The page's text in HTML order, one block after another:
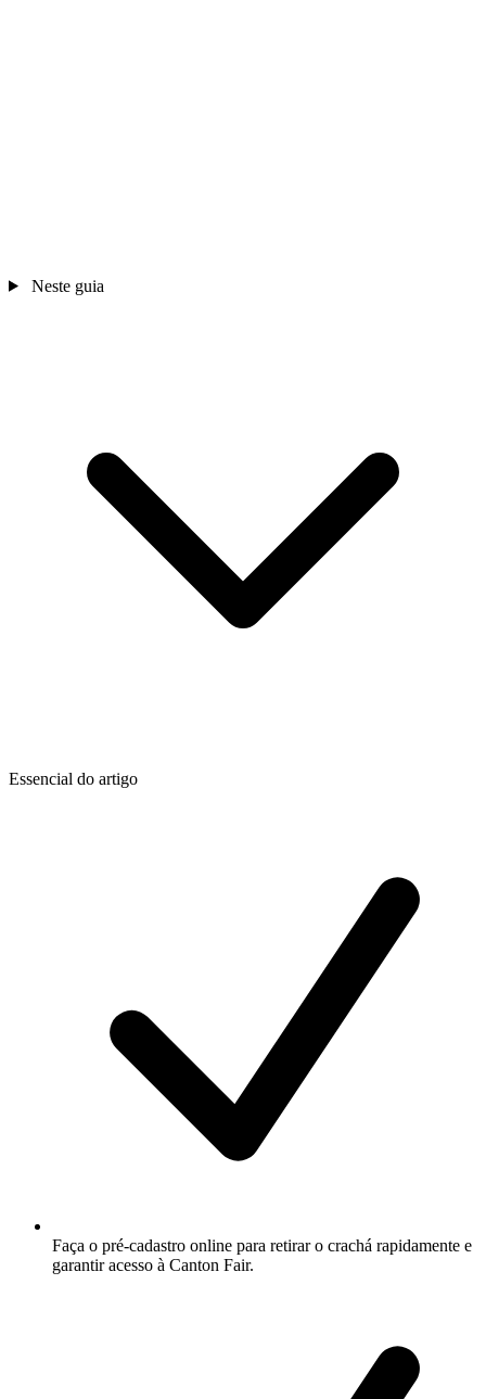
Neste guia
Essencial do artigo
Faça o pré-cadastro online para retirar o crachá rapidamente e
garantir acesso à Canton Fair.